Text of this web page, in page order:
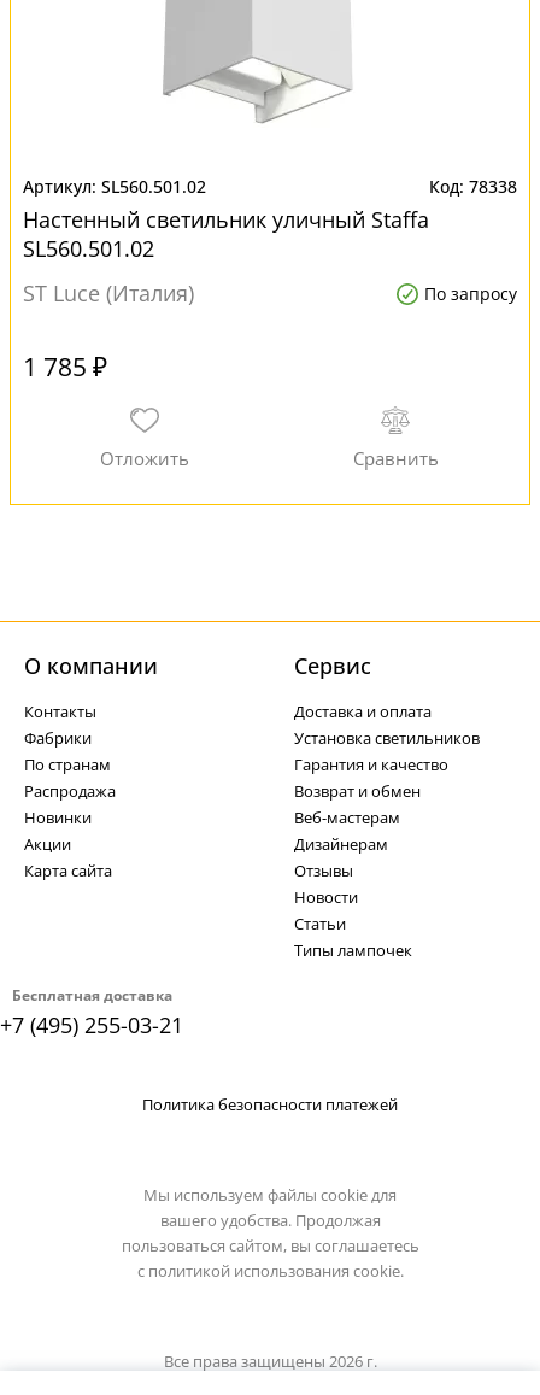
SL560.501.02 78338
Настенный светильник уличный Staffa
SL560.501.02
ST Luce (Италия)
По запросу
1 785 ₽
Бесплатная доставка
+7 (495) 255-03-21
О компании
Контакты
Фабрики
По странам
Распродажа
Новинки
Акции
Карта сайта
Cервис
Доставка и оплата
Установка светильников
Гарантия и качество
Возврат и обмен
Веб-мастерам
Дизайнерам
Отзывы
Новости
Статьи
Типы лампочек
Политика безопасности платежей
Мы используем файлы cookie для
вашего удобства. Продолжая
пользоваться сайтом, вы соглашаетесь
с политикой использования cookie.
Все права защищены 2026 г.